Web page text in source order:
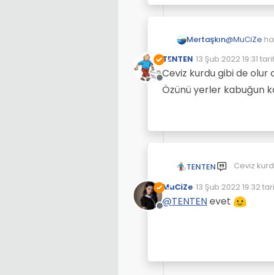
Mertaşkın@MuCiZe
Çok güzel
Pense,
Çevrimdışı
TENTEN 13 Şub 2022 19:31
Son düzenleyen:
Ceviz kurdu gibi de olur
Özünü yerler kabuğun
TENTEN
Ceviz
Çevrimdışı
MuCiZe 13 Şub 2022 19:32
Son düzenleyen:
@TENTENevet